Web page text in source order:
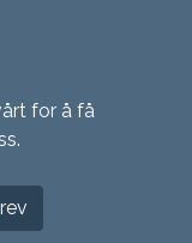
for å få